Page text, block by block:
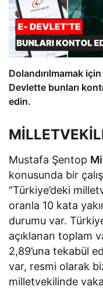
Dolandırılmamak
Devlette bunları
edin.
Mustafa Şentop
konusunda bir
“Türkiye’deki
oranla 10 kata
durumu var.
açıklanan toplam
2,89’una tekabül
var, resmi olarak
milletvekilinde